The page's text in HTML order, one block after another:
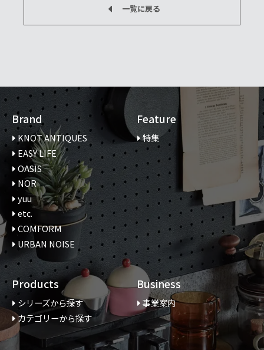
一覧に戻る
Brand
KNOT ANTIQUES
EASY LIFE
OASIS
NOR
yuu
etc.
COMFORM
URBAN NOISE
Feature
特集
Products
シリーズから探す
カテゴリーから探す
Business
事業案内